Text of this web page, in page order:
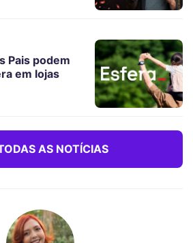
Pais podem
em lojas
AS NOTÍCIAS